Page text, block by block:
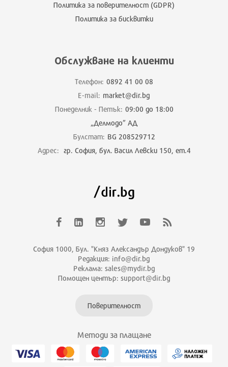
Политика за поверителност (GDPR)
Политика за бисквитки
Обслужване на клиенти
Телефон: 0892 41 00 08
E-mail: market@dir.bg
Понеделник - Петък: 09:00 до 18:00
„Делмодо” АД
Булстат: BG 208529712
Адрес: гр. София, бул. Васил Левски 150, ет.4
София 1000, Бул. "Княз Александър Дондуков" 19
Редакция: info@dir.bg
Реклама: sales@mydir.bg
Помощен център: support@dir.bg
Поверителност
Методи за плащане